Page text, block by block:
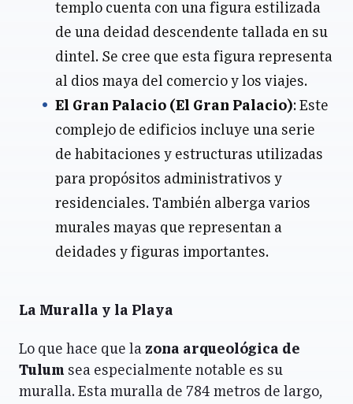
templo cuenta con una figura estilizada
de una deidad descendente tallada en su
dintel. Se cree que esta figura representa
al dios maya del comercio y los viajes.
El Gran Palacio (El Gran Palacio): Este
complejo de edificios incluye una serie
de habitaciones y estructuras utilizadas
para propósitos administrativos y
residenciales. También alberga varios
murales mayas que representan a
deidades y figuras importantes.
La Muralla y la Playa
Lo que hace que la zona arqueológica de
Tulum sea especialmente notable es su
muralla. Esta muralla de 784 metros de largo,